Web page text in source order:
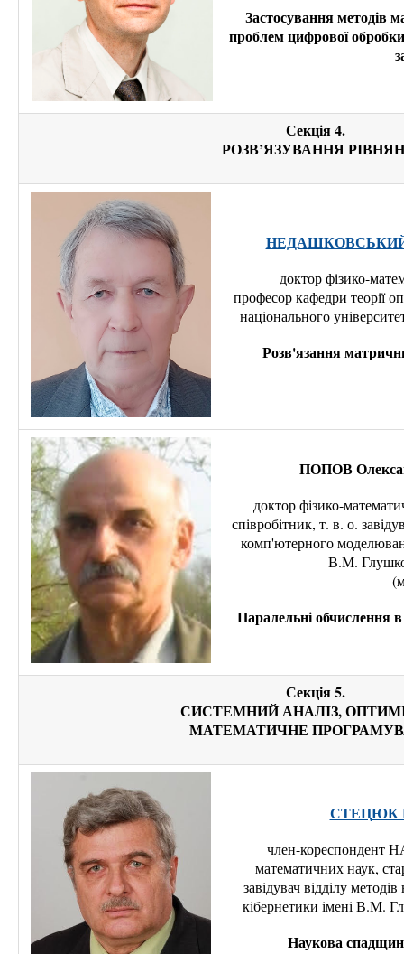
Застосування методів
проблем цифрової
Секція 4.
РОЗВ’ЯЗУВАННЯ
НЕДАШКОВСЬКИЙ
доктор фізико-
професор кафедри теорії
національного
Розв'язання
ПОПОВ
доктор фізико-
співробітник, т. в. о.
комп'ютерного
В.М.
Паралельні обчислення
Секція 5.
СИСТЕМНИЙ АНАЛІЗ,
МАТЕМАТИЧНЕ
СТЕЦЮК
член-кореспондент
математичних наук,
завідувач відділу
кібернетики імені В.М.
Наукова